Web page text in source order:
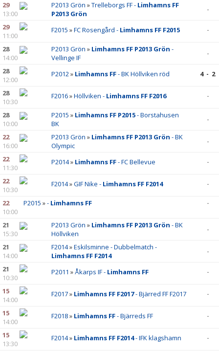
29
13:00
P2013 Grön »Trelleborgs FF - Limhamns FF
P2013 Grön
-
29
11:00
F2015 »FC Rosengård - Limhamns FF F2015 -
28
14:00
P2013 Grön » Limhamns FF P2013 Grön -
Vellinge IF
-
28
12:00
P2012» Limhamns FF- BK Höllviken röd 4 - 2
28
10:30
F2016»Höllviken - Limhamns FF F2016 -
28
10:00
P2015 » Limhamns FF P2015- Borstahusen
BK
-
22
16:00
P2013 Grön » Limhamns FF P2013 Grön - BK
Olympic
-
22
11:30
P2014» Limhamns FF- FC Bellevue -
22
10:30
F2014»GIF Nike - Limhamns FF F2014 -
22
10:00
P2015 »- Limhamns FF -
21
15:30
P2013 Grön » Limhamns FF P2013 Grön - BK
Höllviken
-
21
14:00
F2014»Eskilsminne - Dubbelmatch -
Limhamns FF F2014
-
21
10:30
P2011 »Åkarps IF - Limhamns FF -
15
14:00
F2017» Limhamns FF F2017- Bjärred FF F2017 -
15
14:00
F2018» Limhamns FF- Bjärreds FF -
15
13:30
F2014» Limhamns FF F2014- IFK klagshamn -